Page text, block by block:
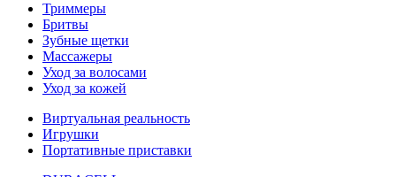
Триммеры
Бритвы
Зубные щетки
Массажеры
Уход за волосами
Уход за кожей
Виртуальная реальность
Игрушки
Портативные приставки